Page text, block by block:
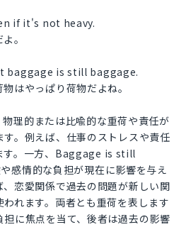
if it's not heavy.
。
baggage is still baggage.
はやっぱり荷物だよね。
理的または比喩的な重荷や責任が
。例えば、仕事のストレスや責任
す。一方、Baggage is still
感情的な負担が現在に影響を与え
恋愛関係で過去の問題が新しい関
れます。両者とも重荷を表します
に焦点を当て、後者は過去の影響